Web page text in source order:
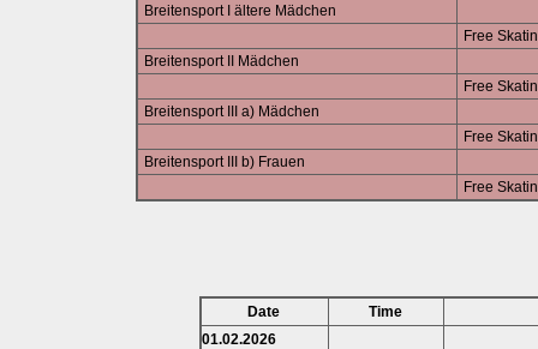
Breitensport I ältere Mädchen
Free
Breitensport II Mädchen
Free
Breitensport III a) Mädchen
Free
Breitensport III b) Frauen
Free
Date
Time
01.02.2026